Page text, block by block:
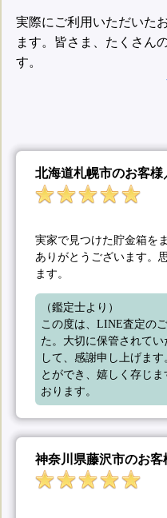
実際にご利用いただいた
ます。皆さま、たくさん
す。
北海道札幌市のお客
実家で見つけた貯金箱を
ありがとうございます。
ます。
（鑑定士より）
この度は、LINE査定の
た。大切に保管されて
して、感謝申し上げま
とができ、嬉しく存じ
おります。
神奈川県藤沢市のお